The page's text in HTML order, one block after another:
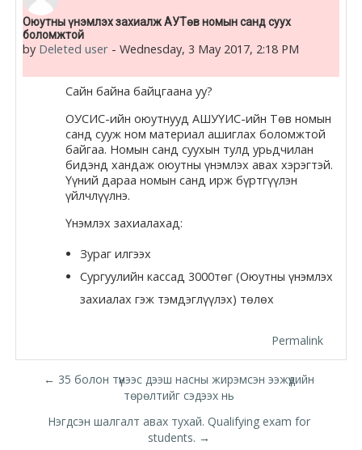
Moodle
Docs
Moodle.com
жишээ 2
community
Moodle
Moodle
development
Moodle
Оюутны үнэмлэх захиалж АУТөв номын санд суух
боломжтой
by Deleted user -Wednesday, 3 May 2017, 2:18 PM
Number of replies: 0
Сайн байна байцгаана уу?
ОУСИС-ийн оюутнууд АШУҮИС-ийн Төв номын
санд сууж ном материал ашиглах боломжтой
байгаа. Номын санд суухын тулд урьдчилан
бидэнд хандаж оюутны үнэмлэх авах хэрэгтэй.
Үүний дараа номын санд ирж бүртгүүлэн
үйлчлүүлнэ.
Үнэмлэх захиалахад:
Зураг илгээх
Сургуулийн кассад 3000төг (Оюутны үнэмлэх
захиалах гэж тэмдэглүүлэх) төлөх
Permalink
← 35 болон түүнээс дээш насны жирэмсэн ээжүүдийн
төрөлтийг сэдээх нь
Нэгдсэн шалгалт авах тухай. Qualifying exam for
students. →